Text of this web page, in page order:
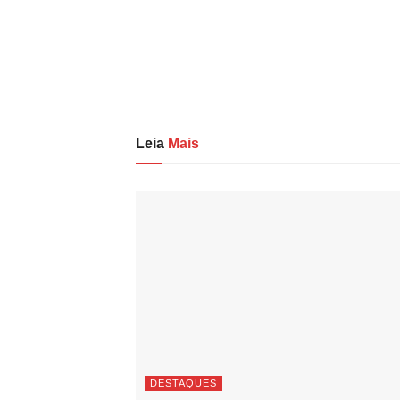
Leia Mais
DESTAQUES